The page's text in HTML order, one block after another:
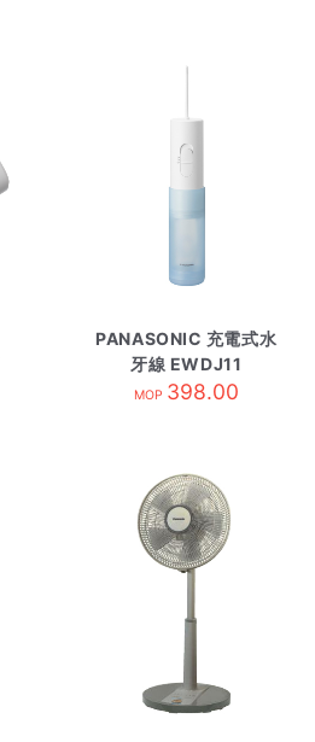
PANASONIC 充電式水
牙線 EWDJ11
MOP 398.00